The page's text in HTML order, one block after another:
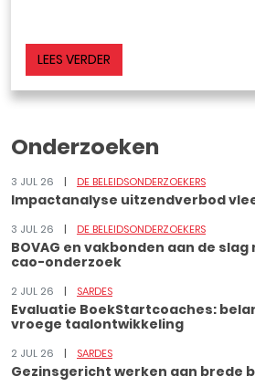
LEES VERDER
Onderzoeken
3 JUL 26 DE BELEIDSONDERZOEKERS
Impactanalyse uitzendverbod
3 JUL 26 DE BELEIDSONDERZOEKERS
BOVAG en vakbonden aan de
cao-onderzoek
2 JUL 26 SARDES
Evaluatie BoekStartcoaches:
vroege taalontwikkeling
2 JUL 26 SARDES
Gezinsgericht werken aan brede